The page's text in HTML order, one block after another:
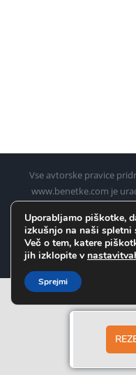
Vse avtorske pravice
www.benetke.com je
Poreča,
Uporabljamo piškotke,
izkušnjo na naši spletni
Več o tem, katere
jih izklopite v
Sprejmi